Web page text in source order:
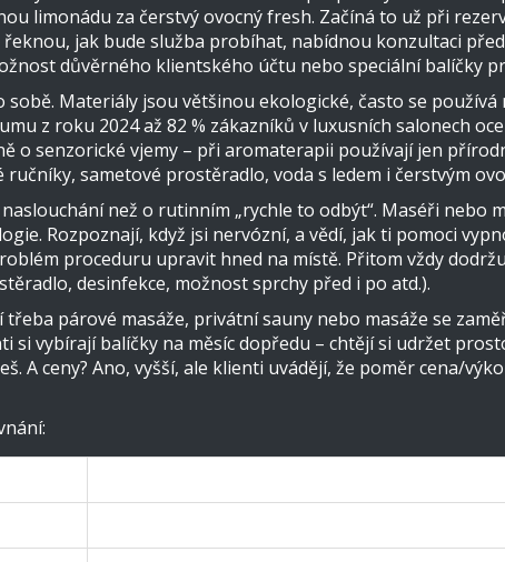
limonádu za čerstvý ovocný fresh. Začíná to už při
jak bude služba probíhat, nabídnou konzultaci
důvěrného klientského účtu nebo speciální balíčky
sobě. Materiály jsou většinou ekologické, často se
z roku 2024 až 82 % zákazníků v luxusních salonech
o senzorické vjemy – při aromaterapii používají jen
sametové prostěradlo, voda s ledem i čerstvým
než o rutinním „rychle to odbýt“. Maséři nebo
Rozpoznají, když jsi nervózní, a vědí, jak ti pomoci
proceduru upravit hned na místě. Přitom vždy
desinfekce, možnost sprchy před i po atd.).
třeba párové masáže, privátní sauny nebo masáže se
si vybírají balíčky na měsíc dopředu – chtějí si udržet
A ceny? Ano, vyšší, ale klienti uvádějí, že poměr cena/